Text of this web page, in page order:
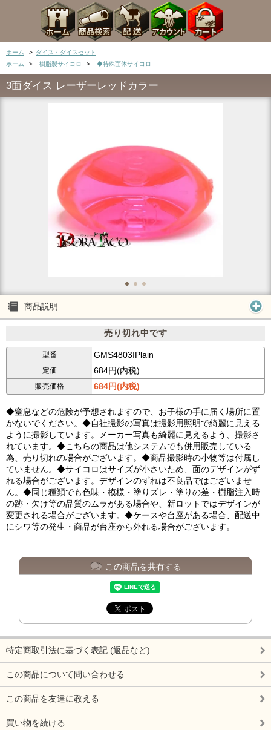
ホーム > ダイス・ダイスセット
ホーム
> 樹脂製サイコロ > ◆特殊面体サイコロ
3面ダイス レーザーレッドカラー
商品説明
売り切れ中です
型番 GMS4803IPlain
定価 684円(内税)
販売価格 684円(内税)
◆窒息などの危険が予想されますので、お子様の手に届く場所に置
かないでください。◆自社撮影の写真は撮影用照明で綺麗に見える
ように撮影しています。メーカー写真も綺麗に見えるよう、撮影さ
れています。◆こちらの商品は他システムでも併用販売している
為、売り切れの場合がございます。◆商品撮影時の小物等は付属し
ていません。◆サイコロはサイズが小さいため、面のデザインがず
れる場合がございます。デザインのずれは不良品ではございませ
ん。◆同じ種類でも色味・模様・塗りズレ・塗りの差・樹脂注入時
の跡・欠け等の品質のムラがある場合や、新ロットではデザインが
変更される場合がございます。◆ケースや台座がある場合、配送中
にシワ等の発生・商品が台座から外れる場合がございます。
この商品を共有する
特定商取引法に基づく表記 (返品など)
この商品について問い合わせる
この商品を友達に教える
買い物を続ける